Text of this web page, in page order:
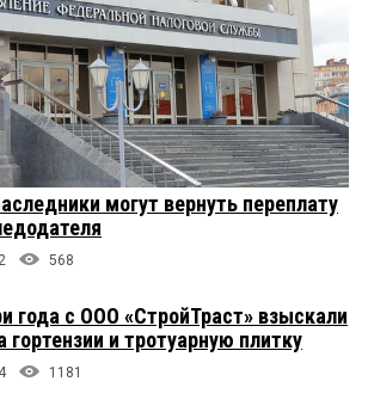
могут вернуть переплату
2 568
года с ООО «СтройТраст» взыскали
гортензии и тротуарную плитку
4 1181